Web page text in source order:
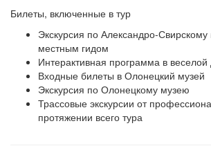
Билеты, включенные в тур
Экскурсия по Александро-
местным гидом
Интерактивная программа в
Входные билеты в Олонецкий музей
Экскурсия по Олонецкому музею
Трассовые экскурсии от
протяжении всего тура